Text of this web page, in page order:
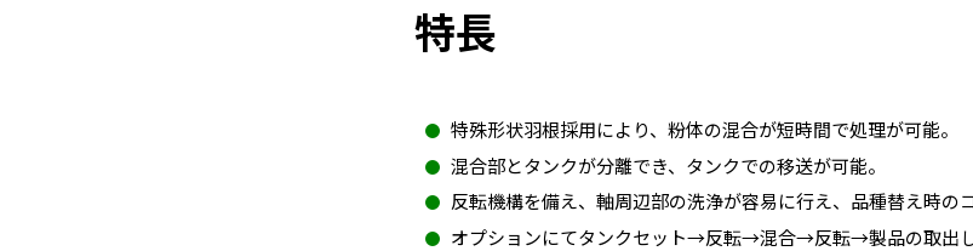
特長
特殊形状羽根採用により、粉体の混合が短時間で処理が可能。
混合部とタンクが分離でき、タンクでの移送が可能。
反転機構を備え、軸周辺部の洗浄が容易に行え、品種替え時の
オプションにてタンクセット→反転→混合→反転→製品の取出し